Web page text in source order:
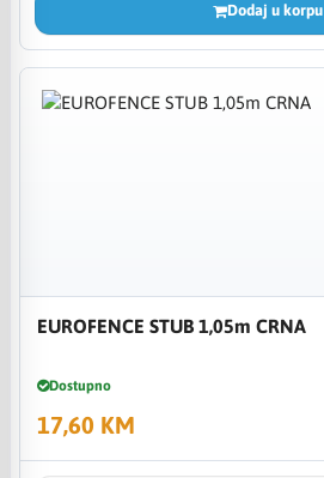
Dodaj u korpu
EUROFENCE STUB 1,05m CRNA
Dostupno
17,60 KM